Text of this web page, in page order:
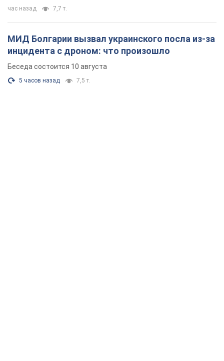
час назад 7,7 т.
МИД Болгарии вызвал украинского посла из-за
инцидента с дроном: что произошло
Беседа состоится 10 августа
5 часов назад 7,5 т.